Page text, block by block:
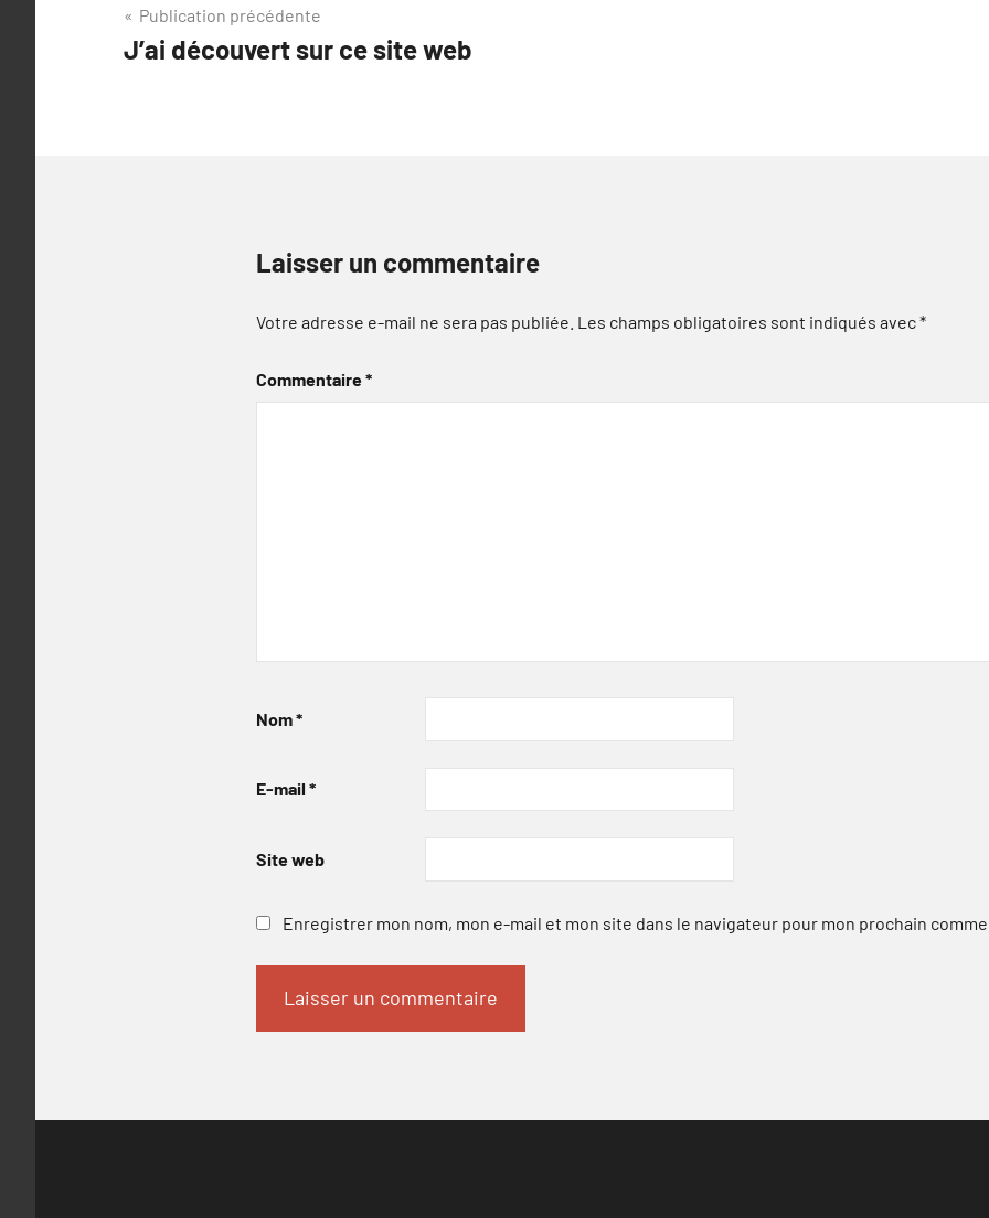
Navigation
de
Publication précédente
J’ai découvert sur ce site web
Laisser un commentaire
Votre adresse e-mail ne sera pas publiée. Les champs obligatoires sont indiqués avec*
Commentaire*
Nom*
E-mail *
Site web
Enregistrer mon nom, mon e-mail et mon site dans le navigateur pour mon prochain